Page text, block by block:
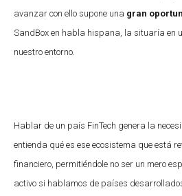
avanzar con ello supone una gran
SandBox en habla hispana, la situaría en
nuestro entorno.
Hablar de un país FinTech genera la
entienda qué es ese ecosistema que está
financiero, permitiéndole no ser un mero
activo si hablamos de países